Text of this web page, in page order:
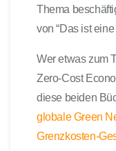
Thema
von “Das ist
Wer etwas zum
Zero-Cost
diese beiden
globale Green
Grenzkosten-